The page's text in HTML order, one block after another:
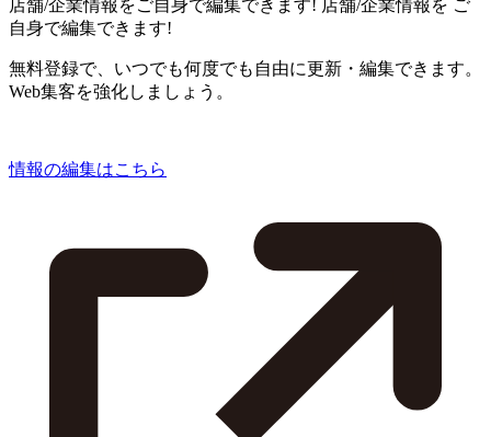
店舗/企業情報をご自身で編集できます! 店舗/企業情報を ご
自身で編集できます!
無料登録で、いつでも何度でも自由に更新・編集できます。
Web集客を強化しましょう。
情報の編集はこちら